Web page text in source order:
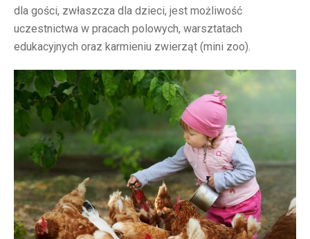
dla gości, zwłaszcza dla dzieci, jest możliwość
uczestnictwa w pracach polowych, warsztatach
edukacyjnych oraz karmieniu zwierząt (mini zoo).